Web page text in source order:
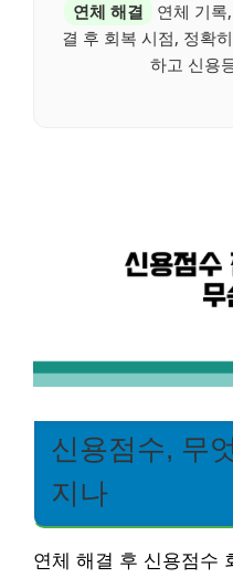
연체 해결
연체 기록
결 후 회복 시점, 정확
하고 신용
신용점수, 무
지나
연체 해결 후 신용점수